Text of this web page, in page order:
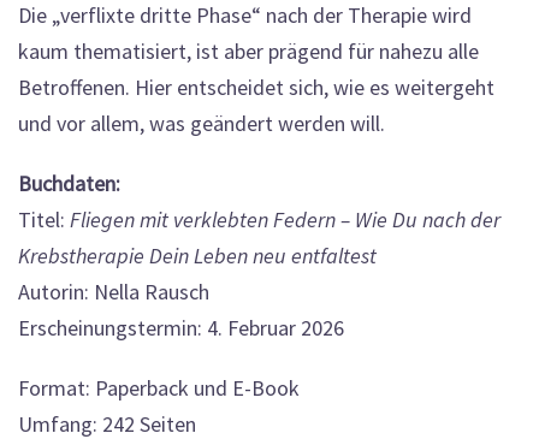
Die „verflixte dritte Phase“ nach der Therapie wird
kaum thematisiert, ist aber prägend für nahezu alle
Betroffenen. Hier entscheidet sich, wie es weitergeht
und vor allem, was geändert werden will.
Buchdaten:
Titel: Fliegen mit verklebten Federn – Wie Du nach der
Krebstherapie Dein Leben neu entfaltest
Autorin: Nella Rausch
Erscheinungstermin: 4. Februar 2026
Format: Paperback und E-Book
Umfang: 242 Seiten